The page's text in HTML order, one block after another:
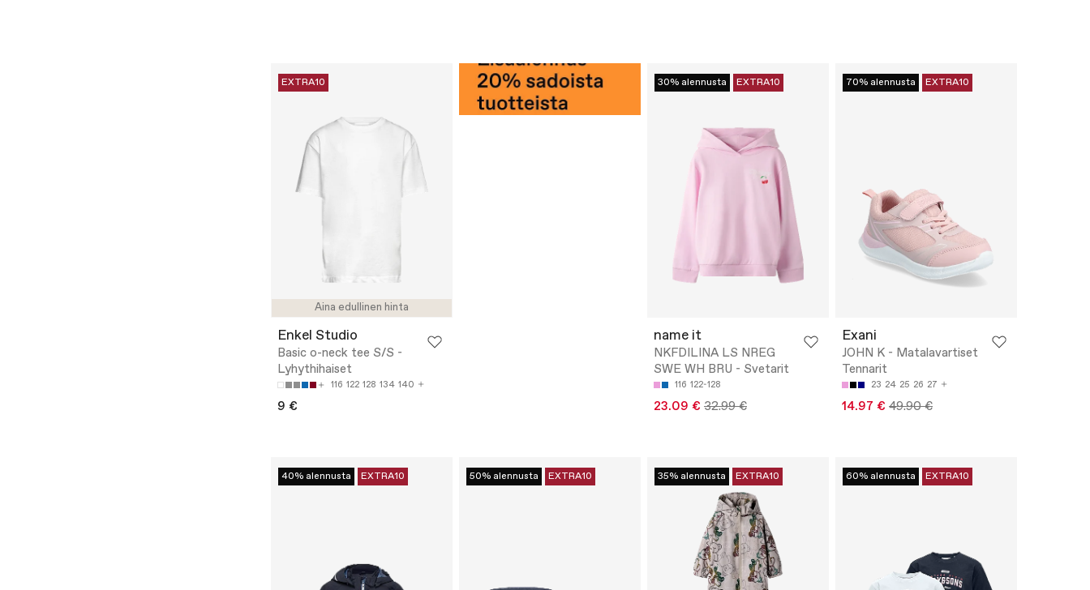
Aina edullinen hinta
EXTRA10
Enkel Studio
Basic o-neck tee S/S -
Lyhythihaiset
116 122 128 134 140
9 €
30% alennusta EXTRA10
name it
NKFDILINA LS NREG
SWE WH BRU - Svetarit
116 122-128
23.09 € 32.99 €
70% alennusta EXTRA10
Exani
JOHN K - Matalavartiset
Tennarit
23 24 25 26 27
14.97 € 49.90 €
40% alennusta EXTRA10 50% alennusta EXTRA10 35% alennusta EXTRA10 60% alennusta EXTRA10